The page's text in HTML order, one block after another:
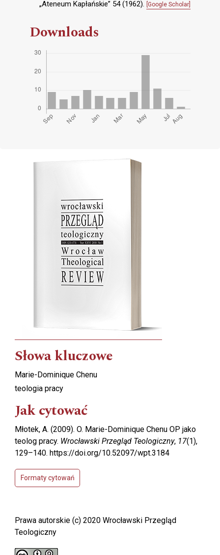
„Ateneum Kapłańskie” 54 (1962). [Google Scholar]
Downloads
Cover image
Słowa kluczowe
Marie-Dominique Chenu
teologia pracy
Jak cytować
Młotek, A. (2009). O. Marie-Dominique Chenu OP jako
teolog pracy. Wrocławski Przegląd Teologiczny, 17(1),
129–140. https://doi.org/10.52097/wpt.3184
Formaty cytowań
Prawa autorskie (c) 2020 Wrocławski Przegląd
Teologiczny